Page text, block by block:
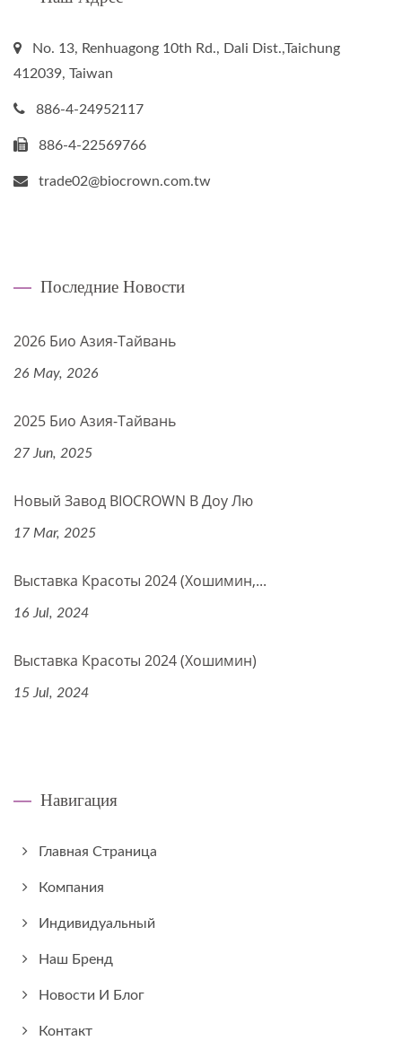
No. 13, Renhuagong 10th Rd., Dali Dist.,Taichung
412039, Taiwan
886-4-24952117
886-4-22569766
trade02@biocrown.com.tw
Последние Новости
2026 Био Азия-Тайвань
26 May, 2026
2025 Био Азия-Тайвань
27 Jun, 2025
Новый Завод BIOCROWN В Доу Лю
17 Mar, 2025
Выставка Красоты 2024 (Хошимин,...
16 Jul, 2024
Выставка Красоты 2024 (Хошимин)
15 Jul, 2024
Навигация
Главная Страница
Компания
Индивидуальный
Наш Бренд
Новости И Блог
Контакт